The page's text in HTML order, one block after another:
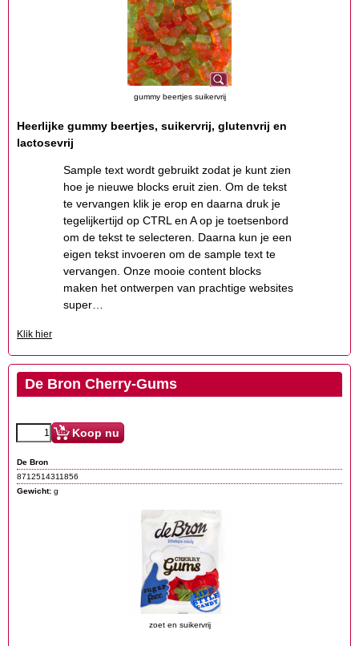
gummy beertjes suikervrij
Heerlijke gummy beertjes, suikervrij, glutenvrij en
lactosevrij
Sample text wordt gebruikt zodat je kunt zien
hoe je nieuwe blocks eruit zien. Om de tekst
te vervangen klik je erop en daarna druk je
tegelijkertijd op CTRL en A op je toetsenbord
om de tekst te selecteren. Daarna kun je een
eigen tekst invoeren om de sample text te
vervangen. Onze mooie content blocks
maken het ontwerpen van prachtige websites
super…
Klik hier
De Bron Cherry-Gums
Koop nu
De Bron
8712514311856
Gewicht: g
zoet en suikervrij